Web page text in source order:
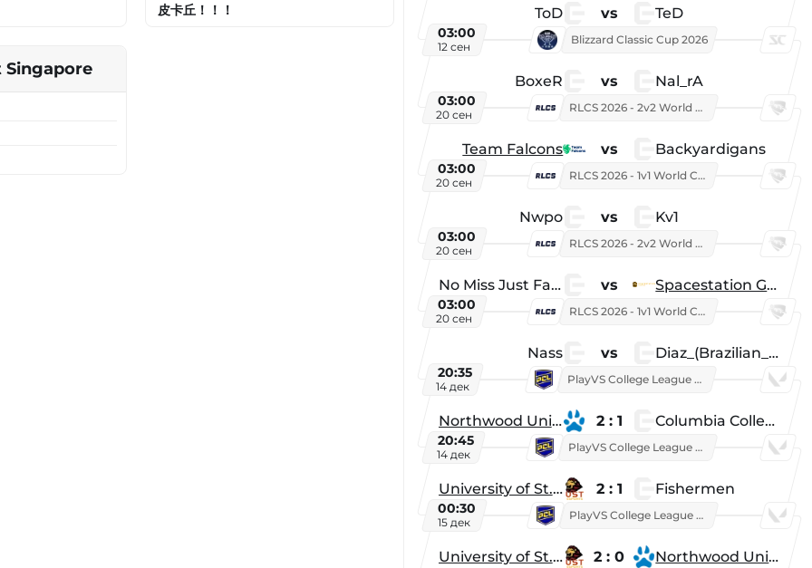
皮卡丘！！！
ToD vs TeD
03:00
12 сен
Blizzard Classic Cup 2026
BoxeR vs Nal_rA
03:00
20 сен
RLCS 2026 - 2v2 World Championship
Team Falcons vs Backyardigans
03:00
20 сен
RLCS 2026 - 1v1 World Championship
Nwpo vs Kv1
03:00
20 сен
RLCS 2026 - 2v2 World Championship
No Miss Just Fake vs Spacestation Gaming
03:00
20 сен
RLCS 2026 - 1v1 World Championship
Nass vs Diaz_(Brazilian_Player)
20:35
14 дек
PlayVS College League 2025: Fall
Northwood University 2 : 1 Columbia College
20:45
14 дек
PlayVS College League 2025: Fall
University of St. Thomas 2 : 1 Fishermen
00:30
15 дек
PlayVS College League 2025: Fall
University of St. Thomas 2 : 0 Northwood University